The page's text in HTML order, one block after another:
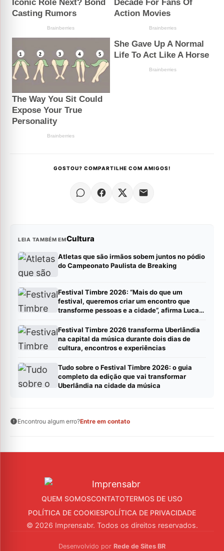
GOSTOU? COMPARTILHE COM AMIGOS!
LEIA TAMBÉM EMCultura
Atletas que são irmãos sobem juntos no pódio
do Campeonato Paulista de Breaking
Festival Timbre 2026: “Mais do que um
festival, queremos criar um encontro que
transforme pessoas e a cidade”, afirma Lucas
Festival Timbre 2026 transforma Uberlândia
na capital da música durante dois dias de
cultura, encontros e experiências
Tudo sobre o Festival Timbre 2026: o guia
completo da edição que vai transformar
Uberlândia na cidade da música
Encontrou algum erro?Entre em contato
QUEM SOMOSCONTATOTERMOS DE USO
POLÍTICA DE COOKIESPOLÍTICA DE PRIVACIDADE
© 2026 Imprensabr. Todos os direitos reservados.
Desenvolvido por Rede de Sites BR